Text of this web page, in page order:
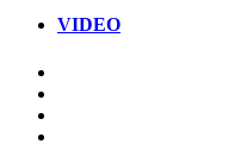
VIDEO